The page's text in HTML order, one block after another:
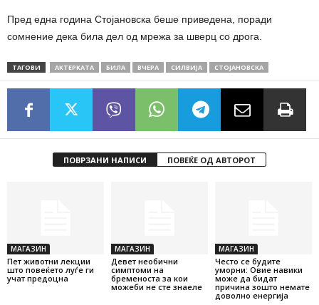
Пред една година Стојановска беше приведена, поради
сомнение дека била дел од мрежа за шверц со дрога.
ТАГОВИ АКТЕРКАТА БИЛА ВЧЕРА СИЛВИЈА СТОЈАНОВСКА
ПОВРЗАНИ НАПИСИ ПОВЕЌЕ ОД АВТОРОТ
МАГАЗИН
Пет животни лекции
што повеќето луѓе ги
учат предоцна
МАГАЗИН
Девет необични
симптоми на
бременоста за кои
можеби не сте знаеле
МАГАЗИН
Често се будите
уморни: Овие навики
може да бидат
причина зошто немате
доволно енергија